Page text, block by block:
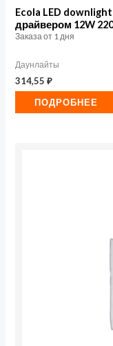
Ecola LED
драйвером 12W
Заказа от 1 дня
Даунлайты
314,55₽
ПОДРОБНЕЕ